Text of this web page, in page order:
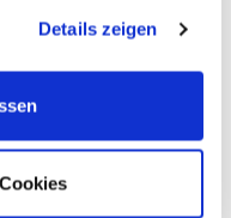
Details zeigen
ein,